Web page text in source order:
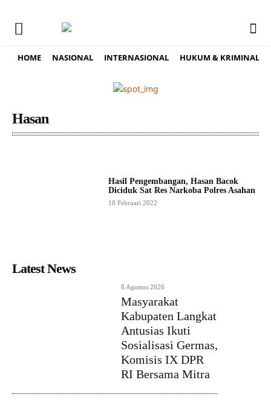
HOME NASIONAL INTERNASIONAL HUKUM & KRIMINAL
Hasan
Hasil Pengembangan, Hasan Bacok
Diciduk Sat Res Narkoba Polres Asahan
18 Februari 2022
Latest News
8 Agustus 2026
Masyarakat
Kabupaten Langkat
Antusias Ikuti
Sosialisasi Germas,
Komisis IX DPR
RI Bersama Mitra